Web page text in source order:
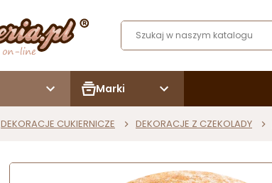
Marki
DEKORACJE CUKIERNICZE DEKORACJE Z CZEKOLADY